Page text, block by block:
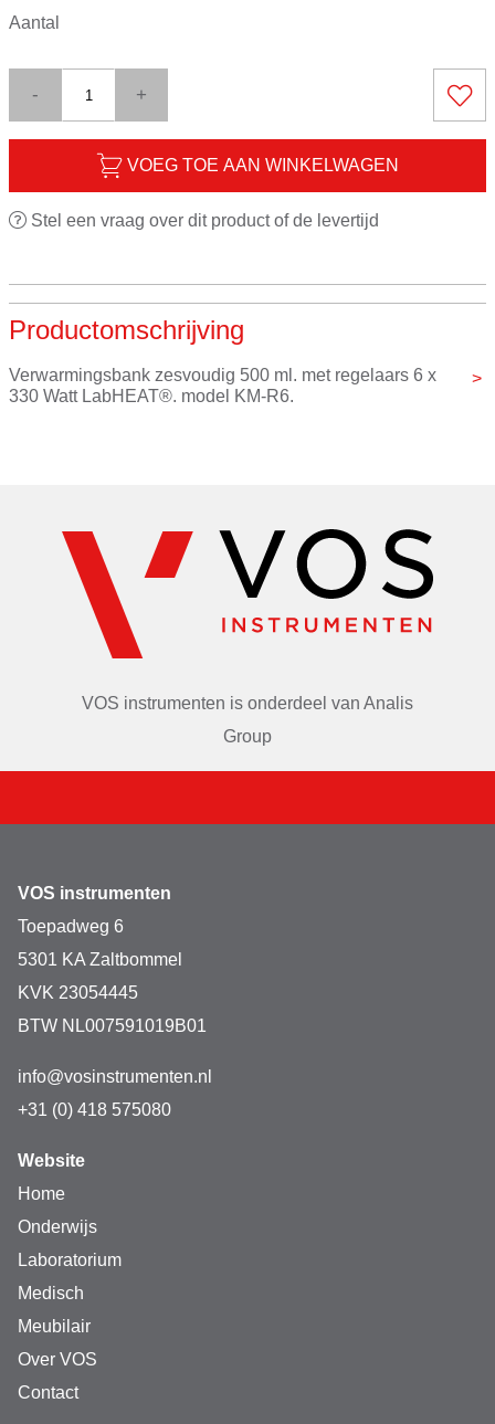
Aantal
- +
VOEG TOE AAN WINKELWAGEN
Stel een vraag over dit product of de levertijd
Productomschrijving
Verwarmingsbank zesvoudig 500 ml. met regelaars 6 x
330 Watt LabHEAT®. model KM-R6.
VOS instrumenten is onderdeel van Analis
Group
VOS instrumenten
Toepadweg 6
5301 KA Zaltbommel
KVK 23054445
BTW NL007591019B01
info@vosinstrumenten.nl
+31 (0) 418 575080
Website
Home
Onderwijs
Laboratorium
Medisch
Meubilair
Over VOS
Contact